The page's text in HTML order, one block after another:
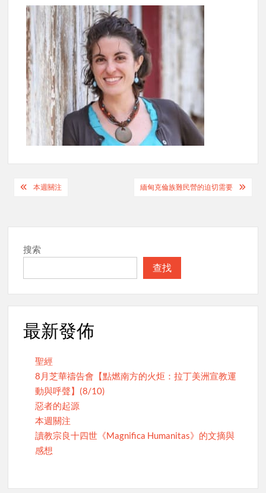
Post本週關注 緬甸克倫族難民營的迫切需要
搜索
查找
最新發佈
聖經
8月芝華禱告會【點燃南方的火炬：拉丁美洲宣教運
動與呼聲】(8/10)
惡者的起源
本週關注
讀教宗良十四世《Magnifica Humanitas》的文摘與
感想